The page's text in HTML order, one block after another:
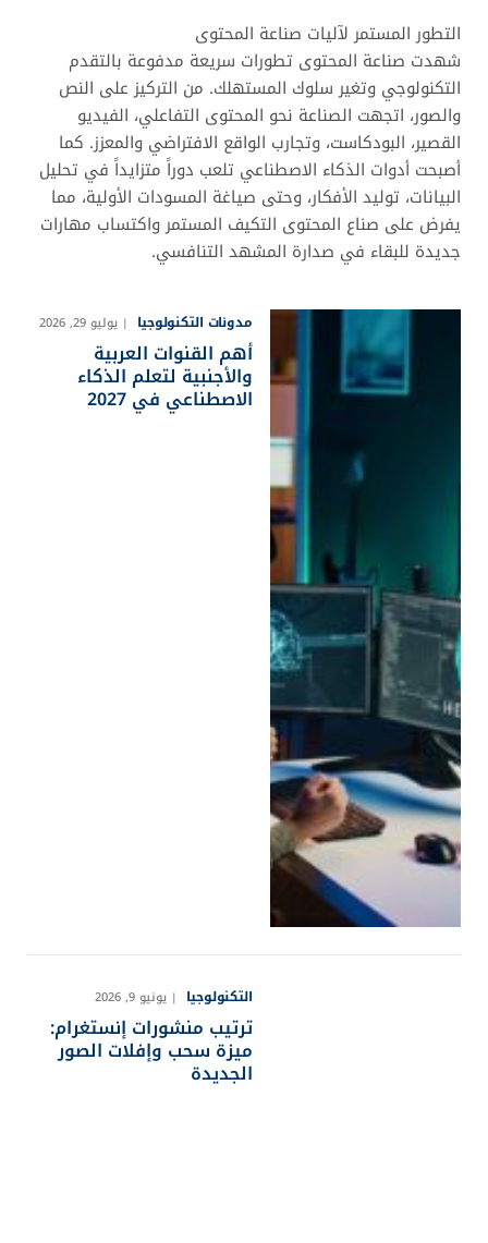
التطور المستمر لآليات صناعة المحتوى
شهدت صناعة المحتوى تطورات سريعة مدفوعة بالتقدم
التكنولوجي وتغير سلوك المستهلك. من التركيز على النص
والصور، اتجهت الصناعة نحو المحتوى التفاعلي، الفيديو
القصير، البودكاست، وتجارب الواقع الافتراضي والمعزز. كما
أصبحت أدوات الذكاء الاصطناعي تلعب دوراً متزايداً في تحليل
البيانات، توليد الأفكار، وحتى صياغة المسودات الأولية، مما
يفرض على صناع المحتوى التكيف المستمر واكتساب مهارات
جديدة للبقاء في صدارة المشهد التنافسي.
مدونات التكنولوجيا يوليو 29, 2026
أهم القنوات العربية
والأجنبية لتعلم الذكاء
الاصطناعي في 2027
التكنولوجيا يونيو 9, 2026
ترتيب منشورات إنستغرام:
ميزة سحب وإفلات الصور
الجديدة